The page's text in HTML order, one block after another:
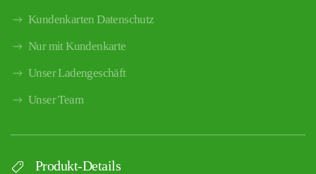
Kundenkarten Datenschutz
Nur mit Kundenkarte
Unser Ladengeschäft
Unser Team
Produkt-Details